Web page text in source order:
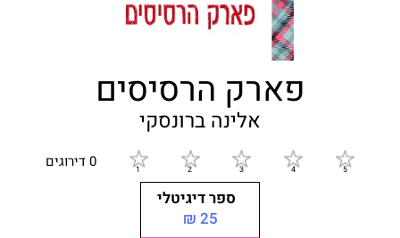
פארק הרסיסים
אלינה ברונסקי
0 דירוגים
ספר דיגיטלי
25 ₪